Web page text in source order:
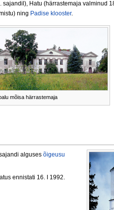
Hatu (härrastemaja valminud
ning Padise klooster.
mõisa härrastemaja
alguses õigeusu
ennistati 16. I 1992.